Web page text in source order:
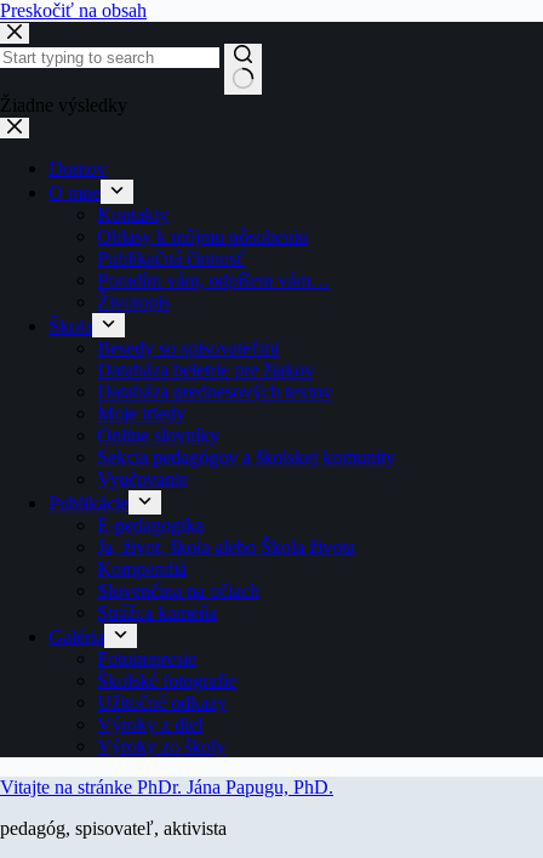
Preskočiť na obsah
Žiadne výsledky
Domov
O mne
Kontakty
Ohlasy k môjmu pôsobeniu
Publikačná činnosť
Poradím vám, odpíšem vám…
Životopis
Škola
Besedy so spisovateľmi
Databáza beletrie pre žiakov
Databáza prednesových textov
Moje triedy
Online slovníky
Sekcia pedagógov a školskej komunity
Vyučovanie
Publikácie
E-pedagogika
Ja, život, škola alebo Škola života
Kompendiá
Slovenčina na očiach
Strážca kameňa
Galéria
Fotoimpresie
Školské fotografie
Užitočné odkazy
Výroky z diel
Výroky zo školy
Vitajte na stránke PhDr. Jána Papugu, PhD.
pedagóg, spisovateľ, aktivista